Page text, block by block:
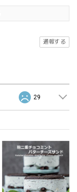
通報する
29